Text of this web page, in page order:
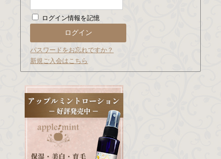
ログイン情報を記憶
パスワードをお忘れですか？
新規ご入会はこちら